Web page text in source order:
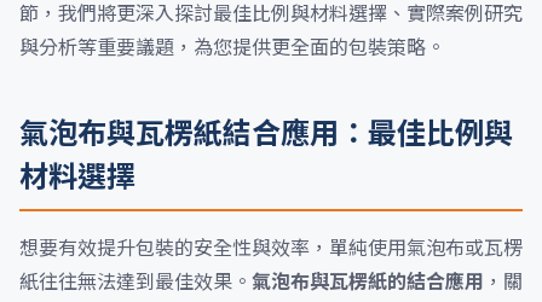
節，我們將更深入探討最佳比例與材料選擇、實際案例研究
與分析等重要議題，為您提供更全面的包裝策略。
氣泡布與瓦楞紙結合應用：最佳比例與
材料選擇
想要有效提升包裝的安全性與效率，單純使用氣泡布或瓦楞
紙往往無法達到最佳效果。 氣泡布與瓦楞紙的結合應用 ，關